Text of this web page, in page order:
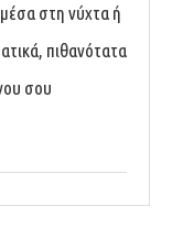
στη νύχτα ή
πιθανότατα
σου